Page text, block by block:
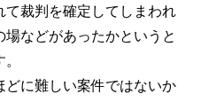
て裁判を確定してしまわれ
などがあったかというと
どに難しい案件ではないか